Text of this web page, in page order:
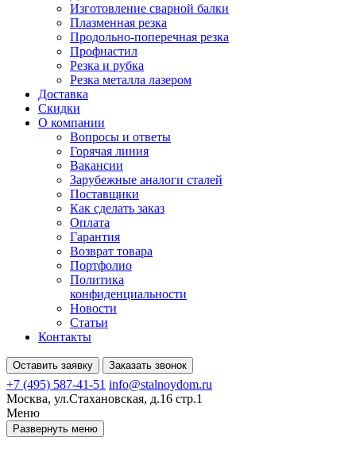
Изготовление сварной балки
Плазменная резка
Продольно-поперечная резка
Профнастил
Резка и рубка
Резка металла лазером
Доставка
Скидки
О компании
Вопросы и ответы
Горячая линия
Вакансии
Зарубежные аналоги сталей
Поставщики
Как сделать заказ
Оплата
Гарантия
Возврат товара
Портфолио
Политика
конфиденциальности
Новости
Статьи
Контакты
Оставить заявку Заказать звонок
+7 (495) 587-41-51 info@stalnoydom.ru
Москва, ул.Стахановская, д.16 стр.1
Меню
Развернуть меню